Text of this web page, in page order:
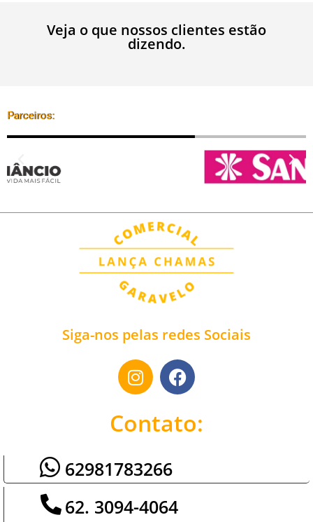
Veja o que nossos clientes estão
dizendo.
Parceiros:
Siga-nos pelas redes Sociais
Contato:
62981783266
62. 3094-4064